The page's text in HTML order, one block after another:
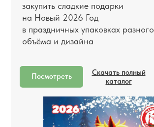
закупить сладкие подарки
на Новый 2026 Год
в праздничных упаковках разного
объёма и дизайна
Посмотреть
Скачать полный
каталог